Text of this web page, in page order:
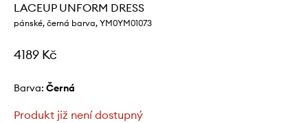
LACEUP UNFORM DRESS
pánské, černá barva, YM0YM01073
4189 Kč
Barva: černá
Produkt již není dostupný